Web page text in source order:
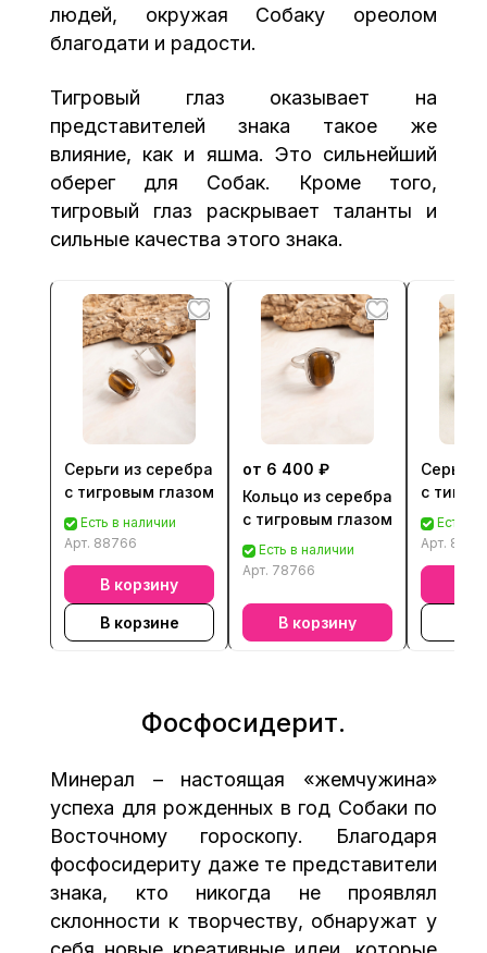
людей, окружая Собаку ореолом
благодати и радости.
Тигровый глаз оказывает на
представителей знака такое же
влияние, как и яшма. Это сильнейший
оберег для Собак. Кроме того,
тигровый глаз раскрывает таланты и
сильные качества этого знака.
Серьги из серебра
с тигровым глазом
Есть в наличии
Арт. 88766
В корзину
В корзине
от 6 400 ₽
Кольцо из серебра
с тигровым глазом
Есть в наличии
Арт. 78766
В корзину
Серьги
с
Есть в
Арт.
Фосфосидерит.
Минерал – настоящая «жемчужина»
успеха для рожденных в год Собаки по
Восточному гороскопу. Благодаря
фосфосидериту даже те представители
знака, кто никогда не проявлял
склонности к творчеству, обнаружат у